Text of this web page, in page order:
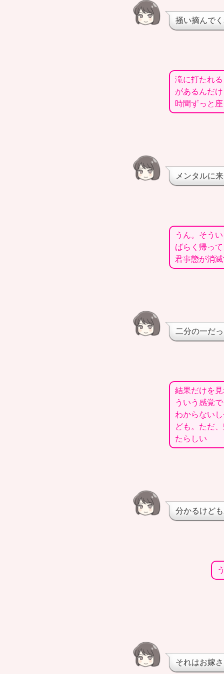
掻い摘んで
滝に打たれ
があるんだ
時間ずっと
メンタルに
うん。そう
ばらく帰っ
君事態が消
二分の一だ
結果だけを
ういう感覚
わからない
ども。ただ
たらしい
分かるけど
それはお嫁